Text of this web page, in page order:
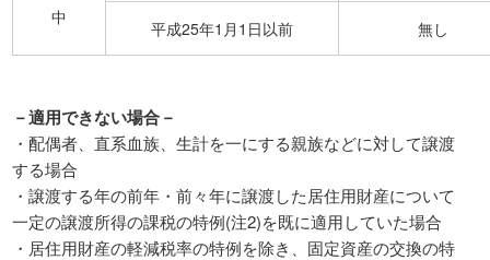
中
平成25年1月1日以前 無し
－適用できない場合－
・配偶者、直系血族、生計を一にする親族などに対して譲渡
する場合
・譲渡する年の前年・前々年に譲渡した居住用財産について
一定の譲渡所得の課税の特例(注2)を既に適用していた場合
・居住用財産の軽減税率の特例を除き、固定資産の交換の特